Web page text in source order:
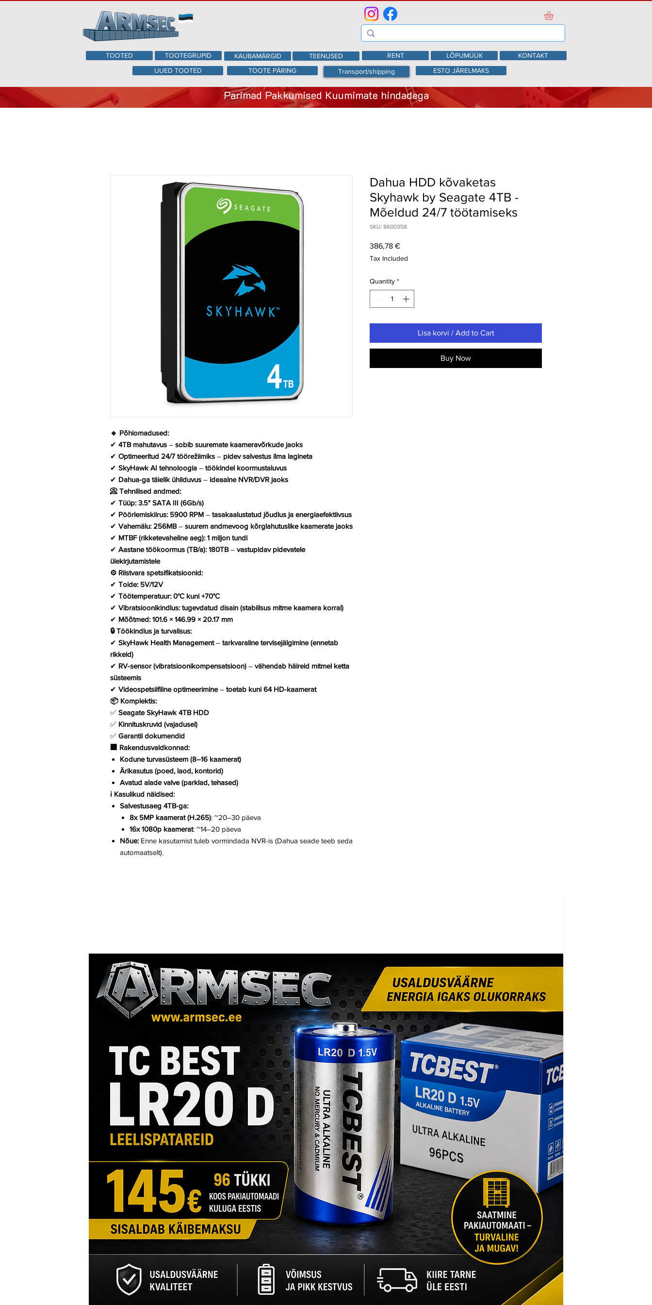
TOOTED
TOOTEGRUPID
UUED TOOTED
KAUBAMÄRGID TEENUSED RENT LÕPUMÜÜK
KONTAKT
TOOTE PÄRING
Transport/shipping ESTO JÄRELMAKS
Parimad Pakkumised Kuumimate hindadega
🔹 Põhiomadused:
✔ 4TB mahutavus – sobib suuremate kaameravõrkude jaoks
✔ Optimeeritud 24/7 töörežiimiks – pidev salvestus ilma lagineta
✔ SkyHawk AI tehnoloogia – töökindel koormustaluvus
✔ Dahua-ga täielik ühilduvus – ideaalne NVR/DVR jaoks
📀 Tehnilised andmed:
✔ Tüüp: 3.5" SATA III (6Gb/s)
✔ Pöörlemiskiirus: 5900 RPM – tasakaalustatud jõudlus ja energiaefektiivsus
✔ Vahemälu: 256MB– suurem andmevoog kõrglahutuslike kaamerate jaoks
✔ MTBF (rikketevaheline aeg): 1 miljon tundi
✔ Aastane töökoormus (TB/a): 180TB– vastupidav pidevatele
ülekirjutamistele
⚙️ Riistvara spetsifikatsioonid:
✔ Toide: 5V/12V
✔ Töötemperatuur: 0°C kuni +70°C
✔ Vibratsioonikindlus: tugevdatud disain (stabiilsus mitme kaamera korral)
✔ Mõõtmed: 101.6 × 146.99 × 20.17 mm
🔒 Töökindlus ja turvalisus:
✔ SkyHawk Health Management– tarkvaraline tervisejälgimine (ennetab
rikkeid)
✔ RV-sensor (vibratsioonikompensatsioon) – vähendab häireid mitmel ketta
süsteemis
✔ Videospetsiifiline optimeerimine– toetab kuni 64 HD-kaamerat
📦 Komplektis:
✅ Seagate SkyHawk 4TB HDD
✅ Kinnituskruvid (vajadusel)
✅ Garantii dokumendid
🏢 Rakendusvaldkonnad:
Kodune turvasüsteem (8–16 kaamerat)
Ärikasutus (poed, laod, kontorid)
Avatud alade valve (parklad, tehased)
ℹ️ Kasulikud näidised:
Salvestusaeg 4TB-ga:
8x 5MP kaamerat (H.265): ~20–30 päeva
16x 1080p kaamerat: ~14–20 päeva
Nõue: Enne kasutamist tuleb vormindada NVR-is (Dahua seade teeb seda
automaatselt).
Dahua HDD kõvaketas
Skyhawk by Seagate 4TB -
Mõeldud 24/7 töötamiseks
SKU: 8600358
386,78 €Price
Tax Included
Quantity *
Lisa korvi / Add to Cart
Buy Now